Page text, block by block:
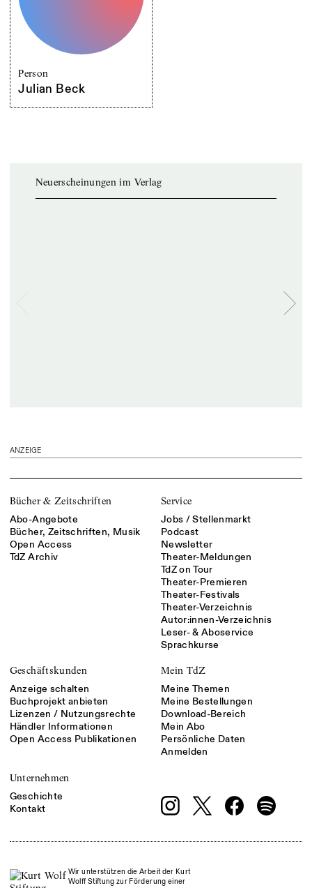
Person
Julian Beck
Neuerscheinungen im Verlag
ANZEIGE
Bücher & Zeitschriften
Abo-Angebote
Bücher, Zeitschriften, Musik
Open Access
TdZ Archiv
Service
Jobs / Stellenmarkt
Podcast
Newsletter
Theater-Meldungen
TdZ on Tour
Theater-Premieren
Theater-Festivals
Theater-Verzeichnis
Autor:innen-Verzeichnis
Leser- & Aboservice
Sprachkurse
Geschäftskunden
Anzeige schalten
Buchprojekt anbieten
Lizenzen / Nutzungsrechte
Händler Informationen
Open Access Publikationen
Mein TdZ
Meine Themen
Meine Bestellungen
Download-Bereich
Mein Abo
Persönliche Daten
Anmelden
Unternehmen
Geschichte
Kontakt
Wir unterstützen die Arbeit der Kurt
Wolff Stiftung zur Förderung einer